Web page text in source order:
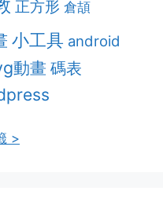
正方形 倉頡
小工具 android
動畫 碼表
>